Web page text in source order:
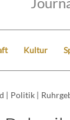
Kultur
| Politik |